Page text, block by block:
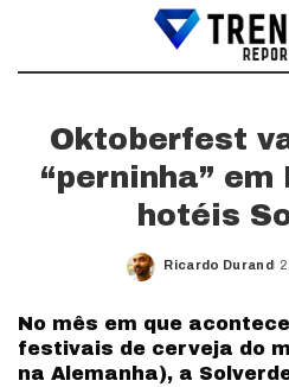
Oktoberfest
“perninha”
hotéis
Posted
Ricardo Durand
No mês em que
festivais de cerveja do
na Alemanha), a